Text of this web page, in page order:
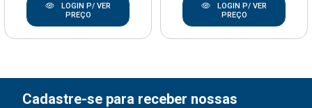
LOGIN P/ VER
PREÇO
LOGIN P/ VER
PREÇO
Cadastre-se para receber nossas